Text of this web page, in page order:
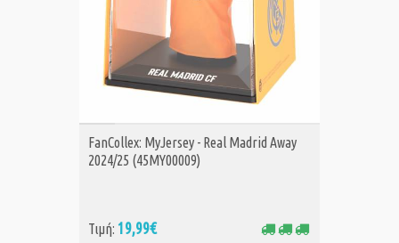
ΑΓΟΡΑ
FanCollex: MyJersey - Real Madrid Away
2024/25 (45MY00009)
Τιμή: 19,99€